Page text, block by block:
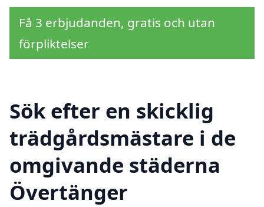
Få 3 erbjudanden, gratis och utan
förpliktelser
Sök efter en skicklig
trädgårdsmästare i de
omgivande städerna
Övertänger